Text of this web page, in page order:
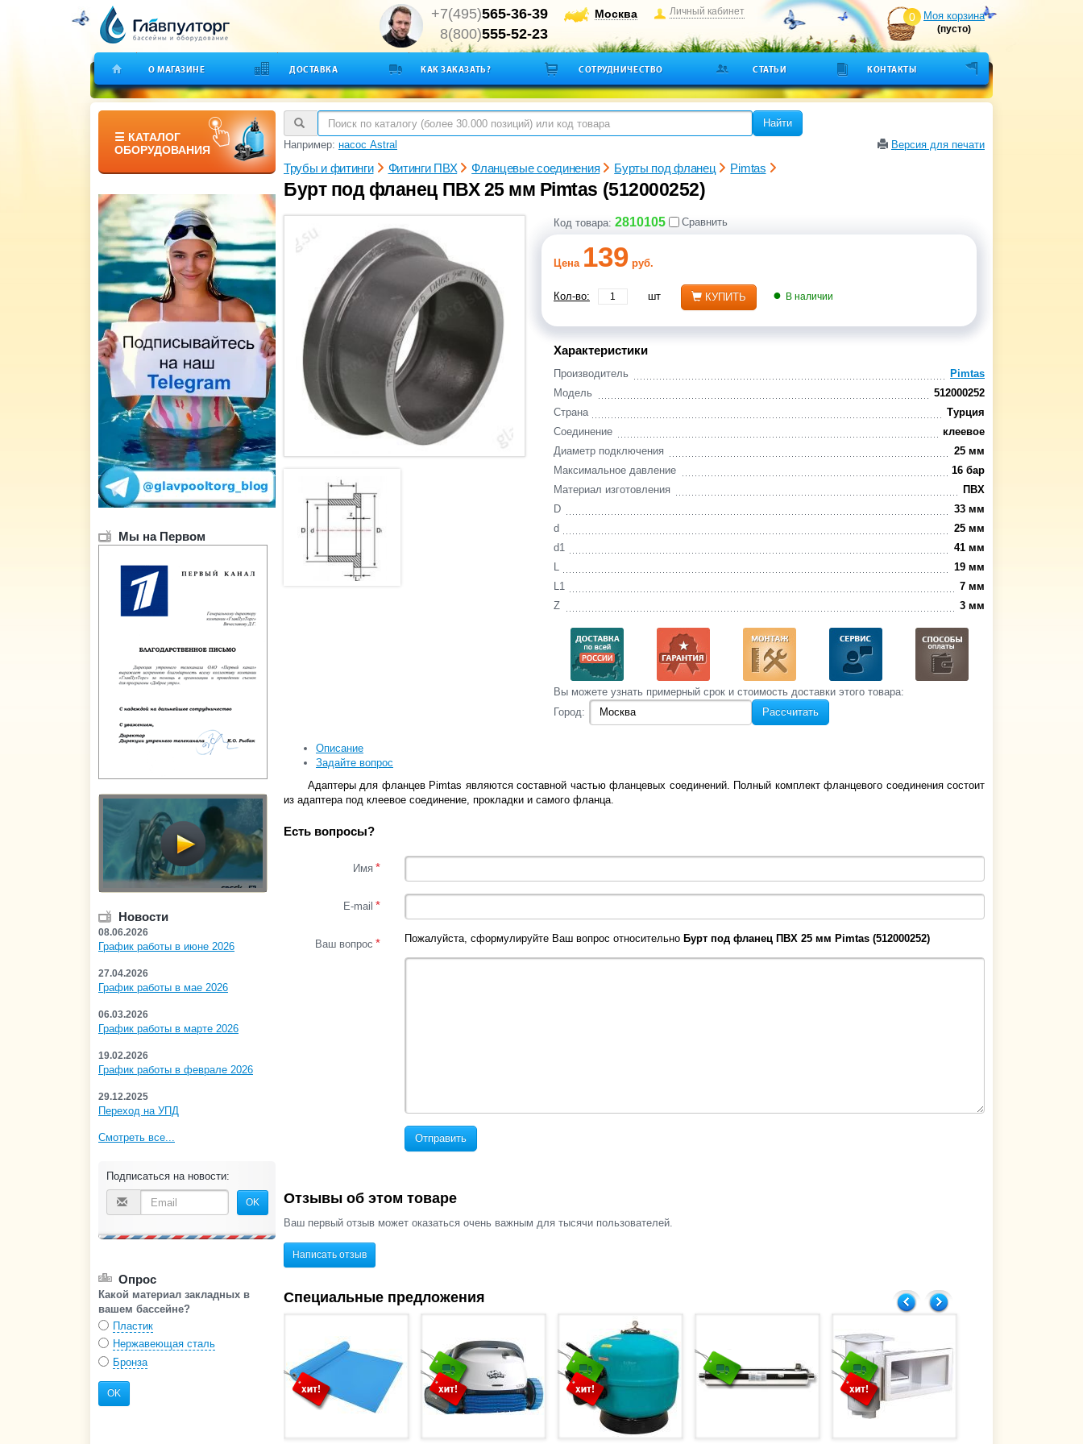
+7(495)565-36-39
8(800)555-52-23
Москва Личный кабинет 0 Моя корзина
(пусто)
О МАГАЗИНЕ ДОСТАВКА КАК ЗАКАЗАТЬ? СОТРУДНИЧЕСТВО СТАТЬИ КОНТАКТЫ
☰ КАТАЛОГ
ОБОРУДОВАНИЯ
Мы на Первом
Новости
08.06.2026
График работы в июне 2026
27.04.2026
График работы в мае 2026
06.03.2026
График работы в марте 2026
19.02.2026
График работы в феврале 2026
29.12.2025
Переход на УПД
Смотреть все...
Подписаться на новости:
OK
Опрос
Какой материал закладных в
вашем бассейне?
Пластик
Нержавеющая сталь
Бронза
OK
Найти
Например: насос Astral Версия для печати
Трубы и фитинги Фитинги ПВХ Фланцевые соединения Бурты под фланец Pimtas
Бурт под фланец ПВХ 25 мм Pimtas (512000252)
Код товара: 2810105 Сравнить
Цена 139 руб.
Кол-во: шт КУПИТЬ В наличии
Характеристики
Pimtas
Производитель
512000252
Модель
Турция
Страна
клеевое
Соединение
25 мм
Диаметр подключения
16 бар
Максимальное давление
ПВХ
Материал изготовления
33 мм
D
25 мм
d
41 мм
d1
19 мм
7 мм
L1
3 мм
Z
Вы‌ можете‌ узнать‌ примерный срок и стоимость‌ доставки этого товара:
Город:
Рассчитать
Описание
Задайте вопрос
Адаптеры для фланцев Pimtas являются составной частью фланцевых соединений. Полный комплект фланцевого соединения состоит
из адаптера под клеевое соединение, прокладки и самого фланца.
Есть вопросы?
Имя *
E-mail *
Ваш вопрос * Пожалуйста, сформулируйте Ваш вопрос относительно Бурт под фланец ПВХ 25 мм Pimtas (512000252)
Отправить
Отзывы об этом товаре
Ваш первый отзыв может оказаться очень важным для тысячи пользователей.
Написать отзыв
Специальные предложения